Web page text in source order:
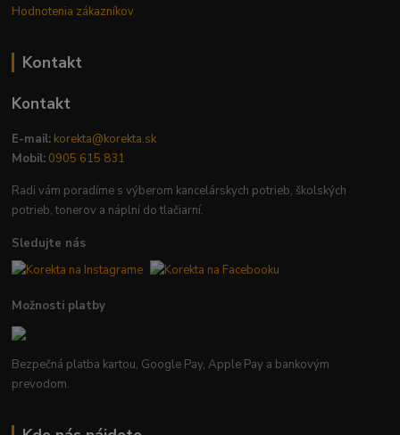
Hodnotenia zákazníkov
Kontakt
Kontakt
E-mail: korekta@korekta.sk
Mobil: 0905 615 831
Radi vám poradíme s výberom kancelárskych potrieb, školských
potrieb, tonerov a náplní do tlačiarní.
Sledujte nás
Možnosti platby
Bezpečná platba kartou, Google Pay, Apple Pay a bankovým
prevodom.